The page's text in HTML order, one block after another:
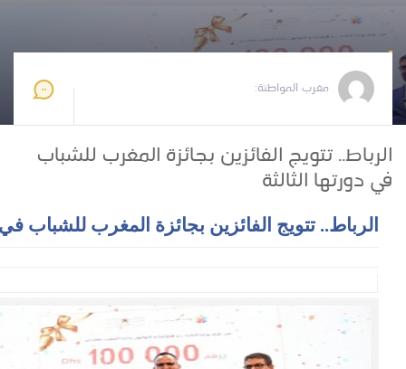
مغرب المواطنة:
الرباط.. تتويج الفائزين بجائزة المغرب للشباب
في دورتها الثالثة
الرباط.. تتويج الفائزين بجائزة المغرب للشباب في